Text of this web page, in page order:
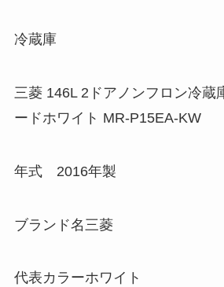
冷蔵庫
三菱 146L 2ドアノンフロン冷蔵
ードホワイト MR-P15EA-KW
年式 2016年製
ブランド名三菱
代表カラーホワイト